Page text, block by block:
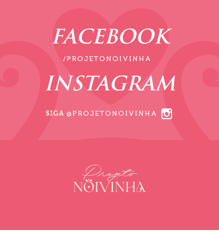
FACEBOOK
/PROJETONOIVINHA
INSTAGRAM
SIGA @PROJETONOIVINHA